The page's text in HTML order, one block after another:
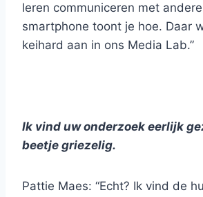
leren communiceren met
smartphone toont je hoe. Daar
keihard aan in ons Media Lab.”
Ik vind uw onderzoek eerlijk
beetje griezelig.
Pattie Maes: “Echt? Ik vind de